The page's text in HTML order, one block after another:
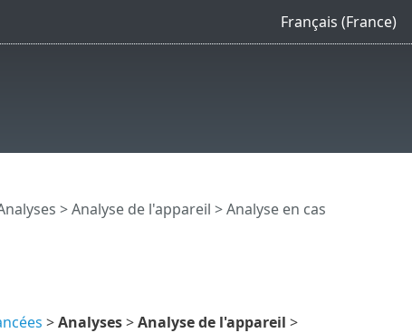
Français (France)
>Analyse de l'appareil > Analyse en cas
>Analyses>Analyse de l'appareil >